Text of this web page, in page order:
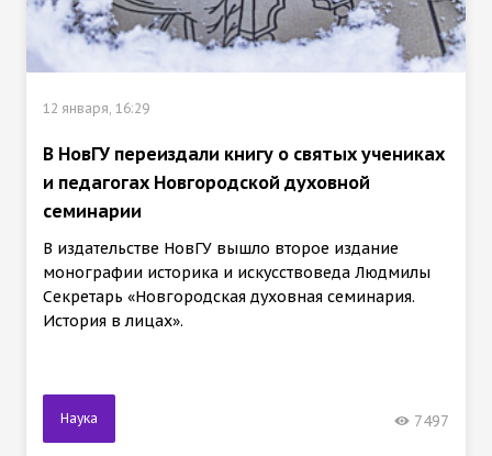
12 января, 16:29
В НовГУ переиздали книгу о святых учениках
и педагогах Новгородской духовной
семинарии
В издательстве НовГУ вышло второе издание
монографии историка и искусствоведа Людмилы
Секретарь «Новгородская духовная семинария.
История в лицах».
Наука 7497